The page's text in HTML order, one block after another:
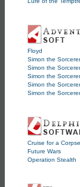
Floyd
Simon the Sorcerer
Simon the
Simon the
Simon the
Simon the
Cruise for a Corpse
Future Wars
Operation Stealth